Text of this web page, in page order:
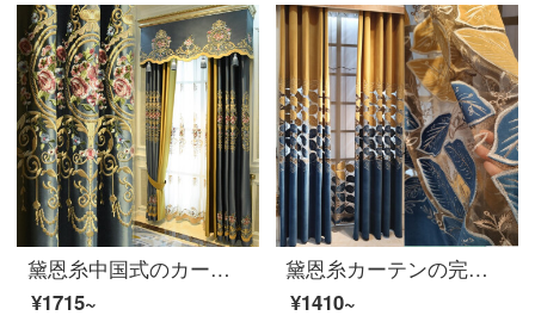
黛恩糸中国式のカーテンをカスタマイズしました。リビングルームにシルクの刺繍カーテンを作ったものです。アメリカ式ヨーロッパ式の古典中国風の新しい中国風のカーテンBタイプの布の幅が一メートルです。専ら撮ります。
¥1715~
黛恩糸カーテンの完成品は簡単で現代中国式の客間の北欧テンの透かし刺繍のカーテン布の書斎のベランダのベールのカーテンの金色の布の幅の1メートルです。（加工は無料です。）
¥1410~